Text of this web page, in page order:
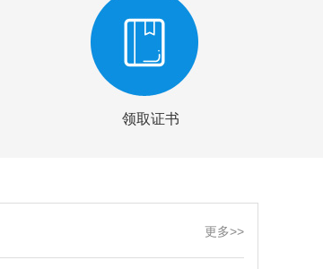
领取证书
更多>>